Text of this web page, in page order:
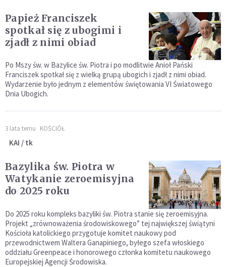
Papież Franciszek
spotkał się z ubogimi i
zjadł z nimi obiad
Po Mszy św. w Bazylice św. Piotra i po modlitwie Anioł Pański
Franciszek spotkał się z wielką grupą ubogich i zjadł z nimi obiad.
Wydarzenie było jednym z elementów świętowania VI Światowego
Dnia Ubogich.
3 lata temu KOŚCIÓŁ
KAI / tk
Bazylika św. Piotra w
Watykanie zeroemisyjna
do 2025 roku
Do 2025 roku kompleks bazyliki św. Piotra stanie się zeroemisyjna.
Projekt „zrównoważenia środowiskowego” tej największej świątyni
Kościoła katolickiego przygotuje komitet naukowy pod
przewodnictwem Waltera Ganapiniego, byłego szefa włoskiego
oddziału Greenpeace i honorowego członka komitetu naukowego
Europejskiej Agencji Środowiska.